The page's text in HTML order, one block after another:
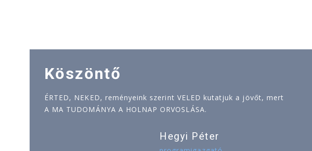
Köszöntő
ÉRTED, NEKED, reményeink szerint VELED kutatjuk a jövőt, mert
A MA TUDOMÁNYA A HOLNAP ORVOSLÁSA.
Hegyi Péter